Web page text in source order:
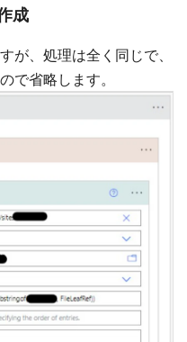
成
が、処理は全く同じで、
で省略します。